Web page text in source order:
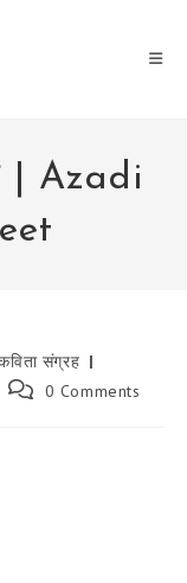
| Azadi
संग्रह
Post 0 Comments